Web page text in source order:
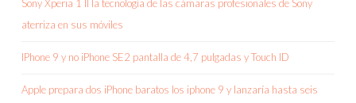
Sony Xperia 1 II la tecnología de las cámaras profesionales de Sony
aterriza en sus móviles
IPhone 9 y no iPhone SE2 pantalla de 4,7 pulgadas y Touch ID
Apple prepara dos iPhone baratos los iphone 9 y lanzaría hasta seis